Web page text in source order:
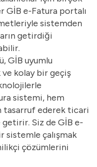
GİB e-Fatura portalı
sistemden
getirdiği
GİB uyumlu
ve kolay bir geçiş
sistemi, hem
tasarruf ederek ticari
Siz de GİB e-
sistemle çalışmak
çözümlerini